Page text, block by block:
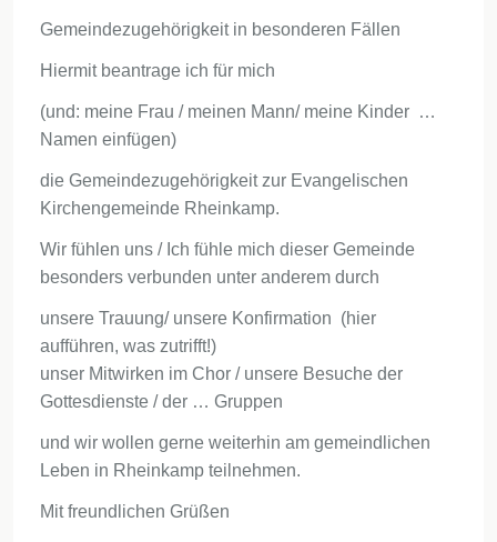
Gemeindezugehörigkeit in besonderen Fällen
Hiermit beantrage ich für mich
(und: meine Frau / meinen Mann/ meine Kinder …
Namen einfügen)
die Gemeindezugehörigkeit zur Evangelischen
Kirchengemeinde Rheinkamp.
Wir fühlen uns / Ich fühle mich dieser Gemeinde
besonders verbunden unter anderem durch
unsere Trauung/ unsere Konfirmation (hier
aufführen, was zutrifft!)
unser Mitwirken im Chor / unsere Besuche der
Gottesdienste / der … Gruppen
und wir wollen gerne weiterhin am gemeindlichen
Leben in Rheinkamp teilnehmen.
Mit freundlichen Grüßen